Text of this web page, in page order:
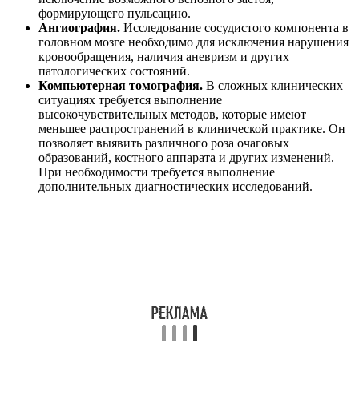
В норме пульсация в ушах не слышна, но под воздействием
ряда факторов человек начинает ощущать органами слуха
движение крови по сосудам. Кровеносная система человека
устроена таким образом, что различные внешние и
внутренние факторы способны оказывать на нее такое
воздействие, под которое она должна подстраиваться. Пульс
начинает слышаться в ушах в следующих случаях:
перепад внешних температур;
определенные физические нагрузки;
резкое изменение давления (например, при
авиаперелете);
изменения в организме, вызванные внутренними
нивелируется саморегуляцией в кровеносной системе. При
наличии заболеваний стук в органах слуха повторяется